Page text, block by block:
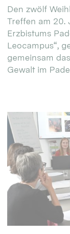
Den zwölf
Treffen am 20.
Erzbistums
Leocampus“,
gemeinsam
Gewalt im